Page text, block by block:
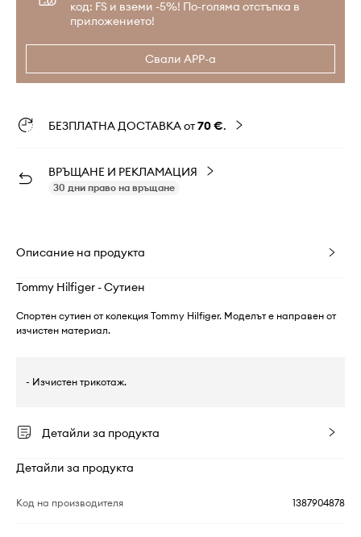
код: FS и вземи -5%! По-голяма отстъпка в
приложението!
Свали APP-а
БЕЗПЛАТНА ДОСТАВКА от70 €.
ВРЪЩАНЕ И РЕКЛАМАЦИЯ
30 дни право на връщане
Описание на продукта
Tommy Hilfiger - Сутиен
Спортен сутиен от колекция Tommy Hilfiger. Моделът е направен от
изчистен материал.
- Изчистен трикотаж.
Детайли за продукта
Детайли за продукта
Код на производителя 1387904878